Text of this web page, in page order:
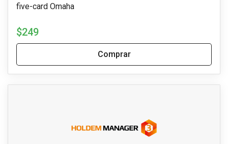
five-card Omaha
$249
Comprar